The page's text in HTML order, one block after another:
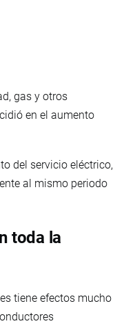
gas y otros
en el aumento
del servicio eléctrico,
al mismo periodo
toda la
tiene efectos mucho